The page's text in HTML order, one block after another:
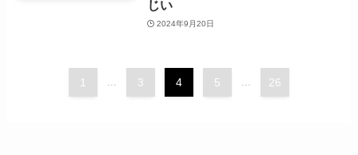
じい
2024年9月20日
1 ... 3 4 5 ... 26